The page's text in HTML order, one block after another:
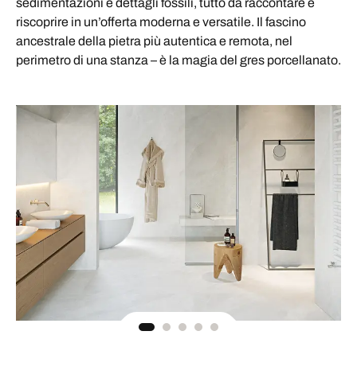
riscoprire in un’offerta moderna e versatile. Il fascino
ancestrale della pietra più autentica e remota, nel
perimetro di una stanza – è la magia del gres porcellanato.